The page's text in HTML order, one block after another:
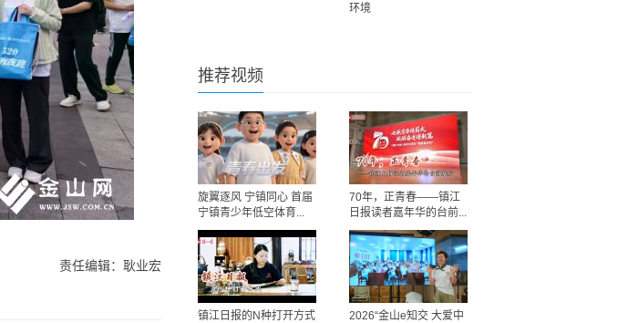
责任编辑：耿业宏
环境
推荐视频
旋翼逐风 宁镇同心 首届
宁镇青少年低空体育...
70年，正青春——镇江
日报读者嘉年华的台前...
镇江日报的N种打开方式
2026“金山e知交 大爱中